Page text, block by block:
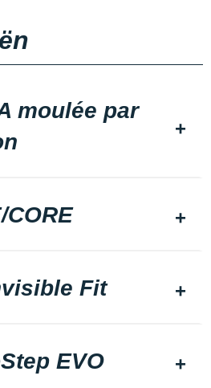
moulée par
CORE
Fit
EVO